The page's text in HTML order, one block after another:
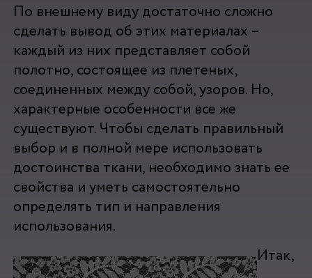
По внешнему виду достаточно сложно
сделать вывод об этих материалах –
каждый из них представляет собой
полотно, состоящее из плетеных,
соединенных между собой, узоров. Но,
характерные особенности все же
существуют. Чтобы сделать правильный
выбор и в полной мере использовать
достоинства ткани, необходимо знать ее
свойства и уметь самостоятельно
определять тип и направления
использования.
Итак,